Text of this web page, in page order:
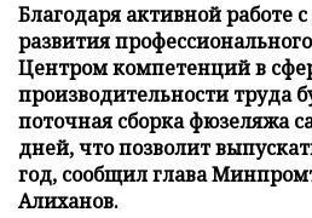
Благодаря активной работе
развития
Центром компетенций в
производительности труда
поточная сборка фюзеляжа
дней, что позволит
год, сообщил глава
Алиханов.